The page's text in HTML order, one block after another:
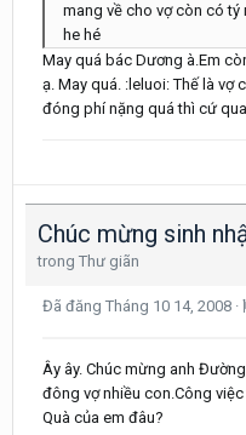
mang về cho vợ còn có tý
he hé
May quá bác Dương à.Em
ạ. May quá. :leluoi: Thế là
đóng phí nặng quá thì cứ
Chúc mừng sinh
trong Thư giãn
Đã đăng Tháng 10 14, 2008 ·
Ây ây. Chúc mừng anh
đông vợ nhiều con.Công
Quà của em đâu?